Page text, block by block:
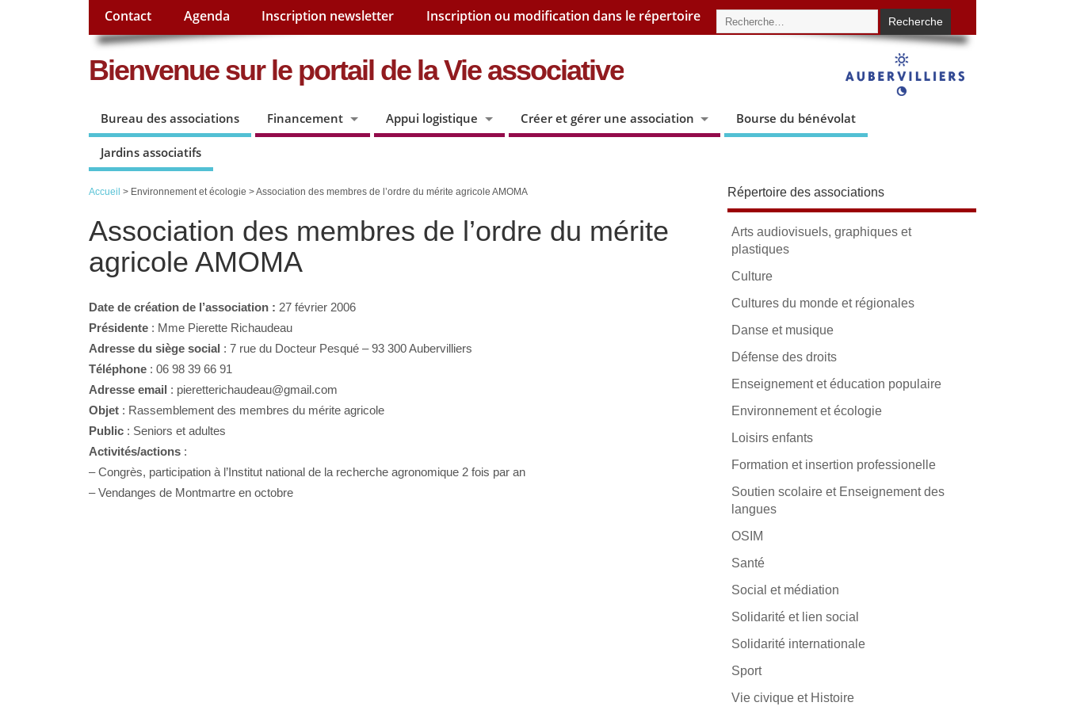
Contact Agenda Inscription newsletter Inscription ou modification dans le répertoire
Bienvenue sur le portail de la Vie associative
Bureau des associations Financement Appui logistique Créer et gérer une association Bourse du bénévolat
Jardins associatifs
Accueil > Environnement et écologie > Association des membres de l’ordre du mérite agricole AMOMA
Association des membres de l’ordre du mérite
agricole AMOMA
Date de création de l’association : 27 février 2006
Présidente : Mme Pierette Richaudeau
Adresse du siège social : 7 rue du Docteur Pesqué – 93 300 Aubervilliers
Téléphone : 06 98 39 66 91
Adresse email : pieretterichaudeau@gmail.com
Objet : Rassemblement des membres du mérite agricole
Public : Seniors et adultes
Activités/actions :
– Congrès, participation à l’Institut national de la recherche agronomique 2 fois par an
– Vendanges de Montmartre en octobre
Répertoire des associations
Arts audiovisuels, graphiques et
plastiques
Culture
Cultures du monde et régionales
Danse et musique
Défense des droits
Enseignement et éducation populaire
Environnement et écologie
Loisirs enfants
Formation et insertion professionelle
Soutien scolaire et Enseignement des
langues
OSIM
Santé
Social et médiation
Solidarité et lien social
Solidarité internationale
Sport
Vie civique et Histoire